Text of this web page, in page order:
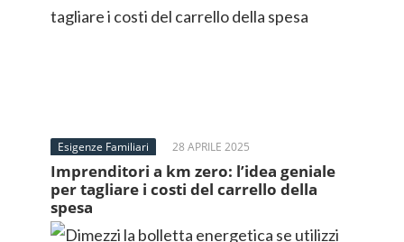
Esigenze Familiari 28 APRILE 2025
Imprenditori a km zero: l’idea geniale
per tagliare i costi del carrello della
spesa